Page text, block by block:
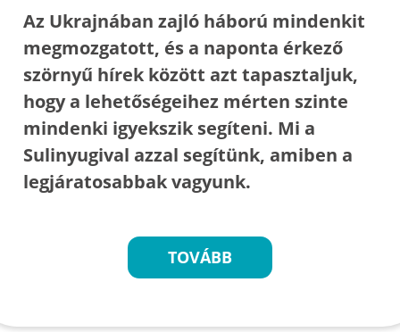
Az Ukrajnában zajló háború mindenkit
megmozgatott, és a naponta érkező
szörnyű hírek között azt tapasztaljuk,
hogy a lehetőségeihez mérten szinte
mindenki igyekszik segíteni. Mi a
Sulinyugival azzal segítünk, amiben a
legjáratosabbak vagyunk.
TOVÁBB